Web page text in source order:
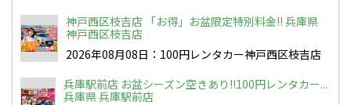
神戸西区枝吉店 「お得」お盆限定特別料金!! 兵庫県
神戸西区枝吉店
2026年08月08日：100円レンタカー神戸西区枝吉店
兵庫駅前店 お盆シーズン空きあり!!100円レンタカー...
兵庫県 兵庫駅前店